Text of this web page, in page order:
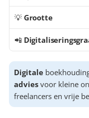
💡 Grootte
📲
Digitale
advies voor kleine
freelancers en vrije